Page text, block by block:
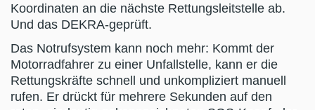
Koordinaten an die nächste Rettungsleitstelle ab.
Und das DEKRA-geprüft.
Das Notrufsystem kann noch mehr: Kommt der
Motorradfahrer zu einer Unfallstelle, kann er die
Rettungskräfte schnell und unkompliziert manuell
rufen. Er drückt für mehrere Sekunden auf den